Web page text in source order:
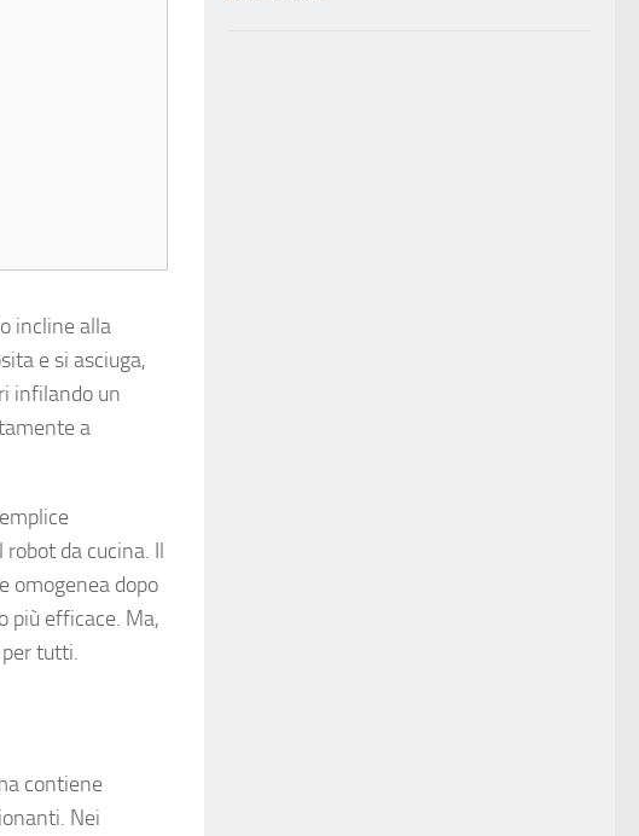
incline alla
e si asciuga,
infilando un
a
da cucina. Il
omogenea dopo
più efficace. Ma,
tutti.
contiene
Nei